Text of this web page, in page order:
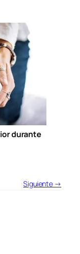
durante
Siguiente →